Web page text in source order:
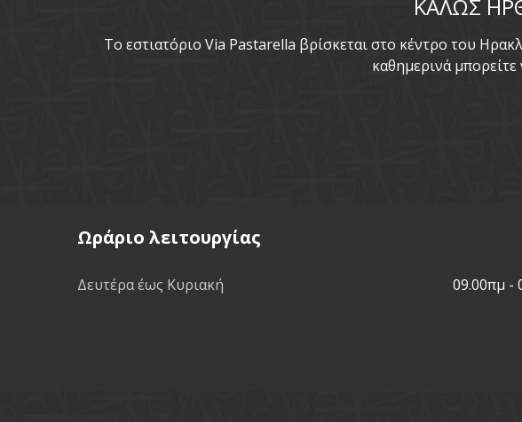
ΚΑΛΩΣ
To εστιατόριο Via Pastarella βρίσκεται στο κέντρο του
καθημερινά μπορείτε
Ωράριο λειτουργίας
Δευτέρα έως Κυριακή 09.00πμ -